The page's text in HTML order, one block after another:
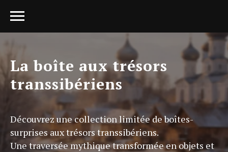
La boîte aux trésors
transsibériens
Découvrez une collection limitée de boîtes-
surprises aux trésors transsibériens.
Une traversée mythique transformée en objets et